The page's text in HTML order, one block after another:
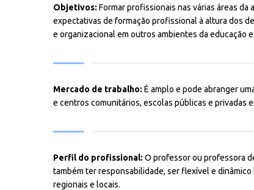
Objetivos: Formar profissionais nas várias áreas
expectativas de formação profissional à altura dos
e organizacional em outros ambientes da educação
Mercado de trabalho: É amplo e pode abranger
e centros comunitários, escolas públicas e privadas
Perfil do profissional: O professor ou professora
também ter responsabilidade, ser flexível e
regionais e locais.